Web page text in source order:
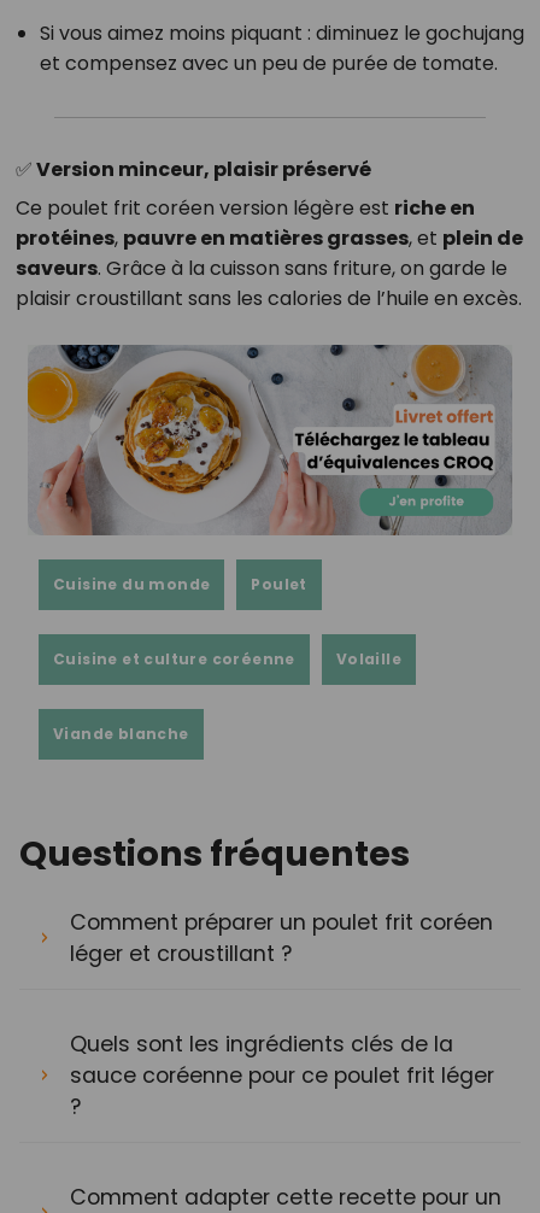
Si vous aimez moins piquant : diminuez le gochujang
et compensez avec un peu de purée de tomate.
✅ Version minceur, plaisir préservé
Ce poulet frit coréen version légère est riche en
protéines, pauvre en matières grasses, et plein de
saveurs. Grâce à la cuisson sans friture, on garde le
plaisir croustillant sans les calories de l’huile en excès.
Cuisine du monde Poulet
Cuisine et culture coréenne Volaille
Viande blanche
Questions fréquentes
Comment préparer un poulet frit coréen
léger et croustillant ?
Quels sont les ingrédients clés de la
sauce coréenne pour ce poulet frit léger
?
Comment adapter cette recette pour un